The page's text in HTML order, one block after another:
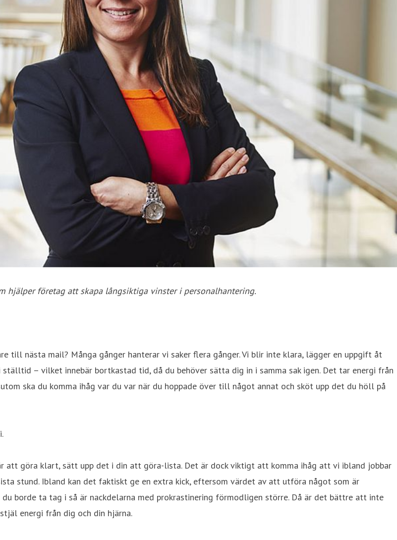
hjälper företag att skapa långsiktiga vinster i personalhantering.
till nästa mail? Många gånger hanterar vi saker flera gånger. Vi blir inte klara, lägger en uppgift åt
– vilket innebär bortkastad tid, då du behöver sätta dig in i samma sak igen. Det tar energi från
ska du komma ihåg var du var när du hoppade över till något annat och sköt upp det du höll på
att göra klart, sätt upp det i din att göra-lista. Det är dock viktigt att komma ihåg att vi ibland jobbar
stund. Ibland kan det faktiskt ge en extra kick, eftersom värdet av att utföra något som är
borde ta tag i så är nackdelarna med prokrastinering förmodligen större. Då är det bättre att inte
energi från dig och din hjärna.